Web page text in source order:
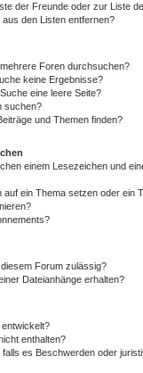
der Freunde oder zur Liste
den Listen entfernen?
Foren durchsuchen?
keine Ergebnisse?
eine leere Seite?
suchen?
und Themen finden?
einem Lesezeichen und
ein Thema setzen oder ein
Forum zulässig?
Dateianhänge erhalten?
enthalten?
es Beschwerden oder